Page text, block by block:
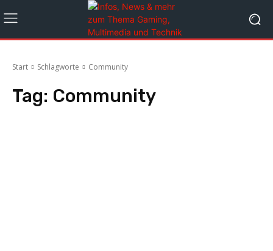
Start Schlagworte Community
Tag: Community